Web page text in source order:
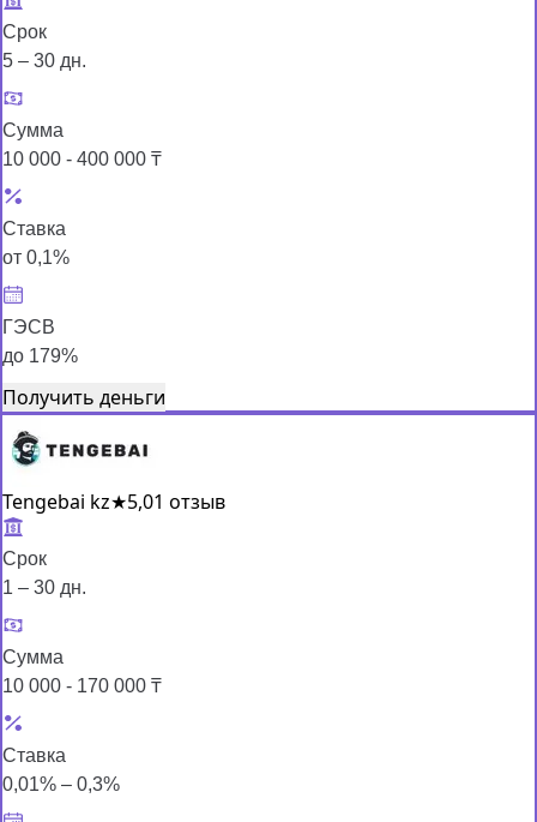
Срок
5 – 30 дн.
Сумма
10 000 - 400 000 ₸
Ставка
от 0,1%
ГЭСВ
до 179%
Получить деньги
Tengebai kz★5,01 отзыв
Срок
1 – 30 дн.
Сумма
10 000 - 170 000 ₸
Ставка
0,01% – 0,3%